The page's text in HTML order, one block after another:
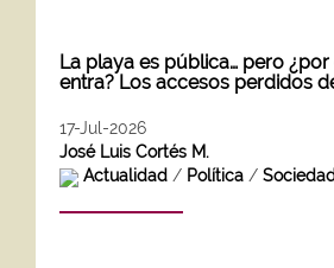
La playa es pública… pero
entra? Los accesos perdidos
17-Jul-2026
José Luis Cortés M.
Actualidad / Política /